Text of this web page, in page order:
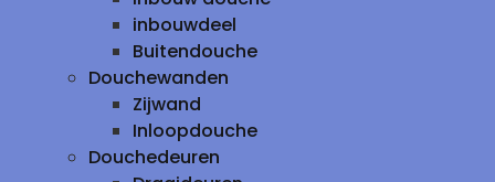
inbouwdeel
Buitendouche
Douchewanden
Zijwand
Inloopdouche
Douchedeuren